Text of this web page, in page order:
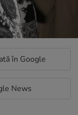
în Google
News